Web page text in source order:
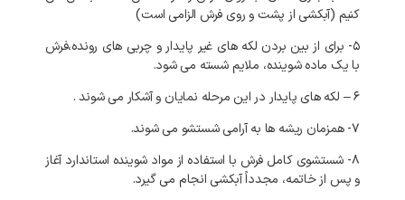
کنیم (آبکشی از پشت و روی فرش الزامی است)
۵- برای از بین بردن لکه های غیر پایدار و چربی های رونده،فرش
با یک ماده شوینده، ملایم شسته می شود.
۶ – لکه های پایدار در این مرحله نمایان و آشکار می شوند .
۷- همزمان ریشه ها به آرامی شستشو می شوند.
۸- شستشوی کامل فرش با استفاده از مواد شوینده استاندارد آغاز
و پس از خاتمه، مجدداً آبکشی انجام می گیرد.